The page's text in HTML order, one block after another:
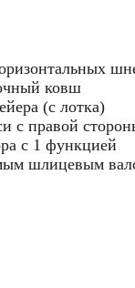
ковш
(с лотка)
с правой
с 1 функцией
шлицевым